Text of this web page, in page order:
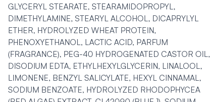
GLYCERYL STEARATE, STEARAMIDOPROPYL,
DIMETHYLAMINE, STEARYL ALCOHOL, DICAPRYLYL
ETHER, HYDROLYZED WHEAT PROTEIN,
PHENOXYETHANOL, LACTIC ACID, PARFUM
(FRAGRANCE), PEG-40 HYDROGENATED CASTOR OIL,
DISODIUM EDTA, ETHYLHEXYLGLYCERIN, LINALOOL,
LIMONENE, BENZYL SALICYLATE, HEXYL CINNAMAL,
SODIUM BENZOATE, HYDROLYZED RHODOPHYCEA